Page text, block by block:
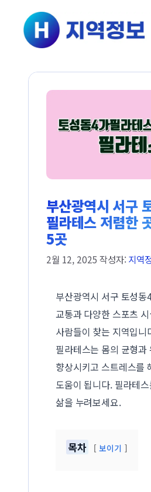
건너뛰기
부산광역시 서구
필라테스 저렴한
5곳
2월 12, 2025 작성자: 지역
부산광역시 서구 토성동
교통과 다양한 스포츠
사람들이 찾는 지역입니
필라테스는 몸의 균형과
향상시키고 스트레스를
도움이 됩니다. 필라테
삶을 누려보세요.
목차 보이기